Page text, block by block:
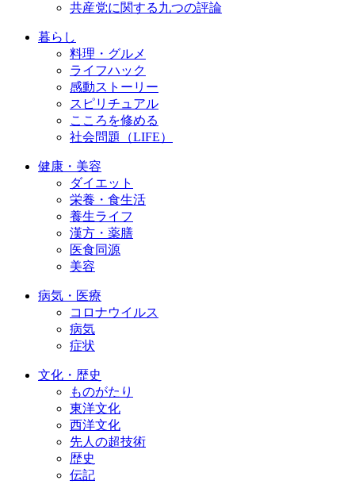
共産党に関する九つの評論
暮らし
料理・グルメ
ライフハック
感動ストーリー
スピリチュアル
こころを修める
社会問題（LIFE）
健康・美容
ダイエット
栄養・食生活
養生ライフ
漢方・薬膳
医食同源
美容
病気・医療
コロナウイルス
病気
症状
文化・歴史
ものがたり
東洋文化
西洋文化
先人の超技術
歴史
伝記